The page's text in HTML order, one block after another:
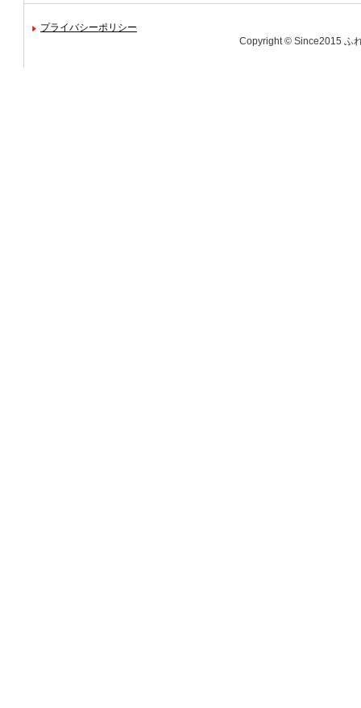
プライバシーポリシー
Copyright © Since2015 ふ